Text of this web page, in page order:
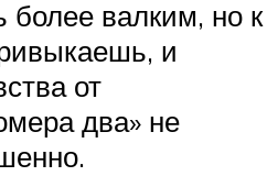
более валким, но к
и
от
два» не